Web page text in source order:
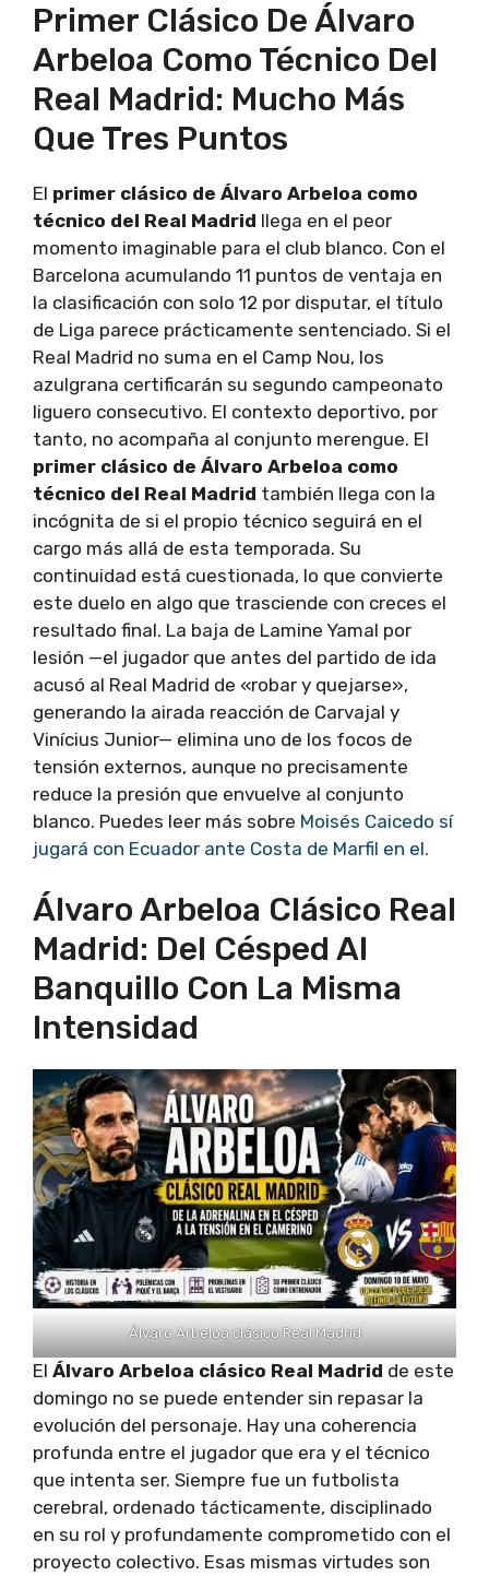
Primer Clásico De Álvaro
Arbeloa Como Técnico Del
Real Madrid: Mucho Más
Que Tres Puntos
El primer clásico de Álvaro Arbeloa como
técnico del Real Madrid llega en el peor
momento imaginable para el club blanco. Con el
Barcelona acumulando 11 puntos de ventaja en
la clasificación con solo 12 por disputar, el título
de Liga parece prácticamente sentenciado. Si el
Real Madrid no suma en el Camp Nou, los
azulgrana certificarán su segundo campeonato
liguero consecutivo. El contexto deportivo, por
tanto, no acompaña al conjunto merengue. El
primer clásico de Álvaro Arbeloa como
técnico del Real Madrid también llega con la
incógnita de si el propio técnico seguirá en el
cargo más allá de esta temporada. Su
continuidad está cuestionada, lo que convierte
este duelo en algo que trasciende con creces el
resultado final. La baja de Lamine Yamal por
lesión —el jugador que antes del partido de ida
acusó al Real Madrid de «robar y quejarse»,
generando la airada reacción de Carvajal y
Vinícius Junior— elimina uno de los focos de
tensión externos, aunque no precisamente
reduce la presión que envuelve al conjunto
blanco. Puedes leer más sobre Moisés Caicedo sí
jugará con Ecuador ante Costa de Marfil en el.
Álvaro Arbeloa Clásico Real
Madrid: Del Césped Al
Banquillo Con La Misma
Intensidad
Álvaro Arbeloa clásico Real Madrid
El Álvaro Arbeloa clásico Real Madrid de este
domingo no se puede entender sin repasar la
evolución del personaje. Hay una coherencia
profunda entre el jugador que era y el técnico
que intenta ser. Siempre fue un futbolista
cerebral, ordenado tácticamente, disciplinado
en su rol y profundamente comprometido con el
proyecto colectivo. Esas mismas virtudes son